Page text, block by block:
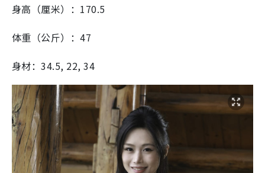
身高（厘米）：170.5
体重（公斤）：47
身材：34.5, 22, 34